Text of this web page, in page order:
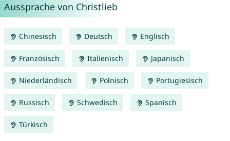
Aussprache von Christlieb
Chinesisch Deutsch Englisch
Französisch Italienisch Japanisch
Niederländisch Polnisch Portugiesisch
Russisch Schwedisch Spanisch
Türkisch